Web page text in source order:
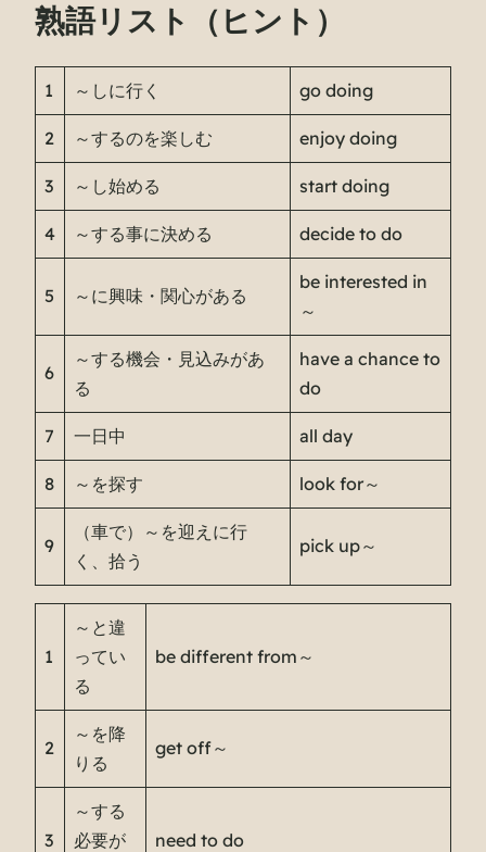
熟語リスト（ヒント）
1 ～しに行く go doing
2 ～するのを楽しむ enjoy doing
3 ～し始める start doing
4 ～する事に決める decide to do
5 ～に興味・関心がある
be interested in
～
6
～する機会・見込みがあ
る
have a chance to
do
7 一日中 all day
8 ～を探す look for～
9
（車で）～を迎えに行
く、拾う
pick up～
1
～と違
ってい
る
be different from～
2
～を降
りる
get off～
3
～する
必要が
need to do